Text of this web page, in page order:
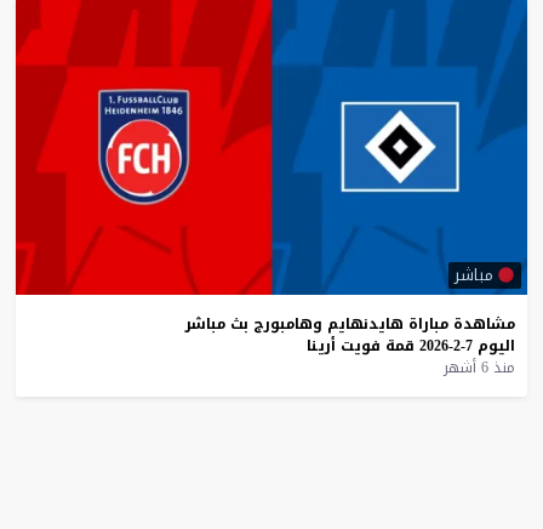
مباشر
مشاهدة مباراة هايدنهايم وهامبورج بث مباشر
اليوم 7-2-2026 قمة فويت أرينا
منذ 6 أشهر